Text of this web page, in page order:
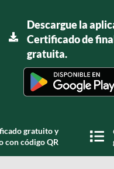
Descargue la
Certificado de
gratuita.
gratuito y
con código QR